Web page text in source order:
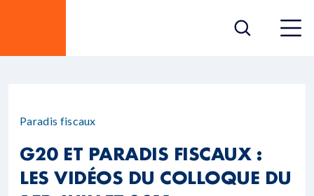
Paradis fiscaux
G20 ET PARADIS FISCAUX :
LES VIDÉOS DU COLLOQUE DU